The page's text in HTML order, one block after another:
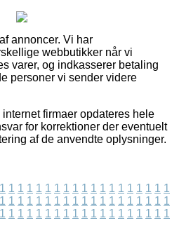
annoncer. Vi har
webbutikker når vi
varer, og indkasserer betaling
personer vi sender videre
firmaer opdateres hele
for korrektioner der eventuelt
af de anvendte oplysninger.
1 1 1 1 1 1 1 1 1 1 1 1 1 1 1 1 1 1 1
1 1 1 1 1 1 1 1 1 1 1 1 1 1 1 1 1 1 1
1 1 1 1 1 1 1 1 1 1 1 1 1 1 1 1 1 1 1